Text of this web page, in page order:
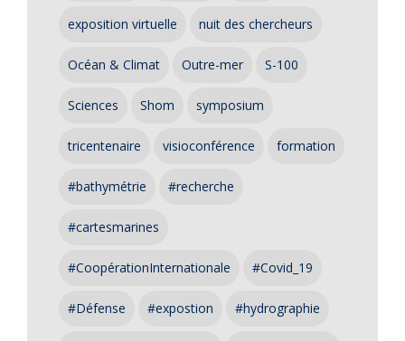
exposition virtuelle nuit des chercheurs
Océan & Climat Outre-mer S-100
Sciences Shom symposium
tricentenaire visioconférence formation
#bathymétrie #recherche
#cartesmarines
#CoopérationInternationale #Covid_19
#Défense #expostion #hydrographie